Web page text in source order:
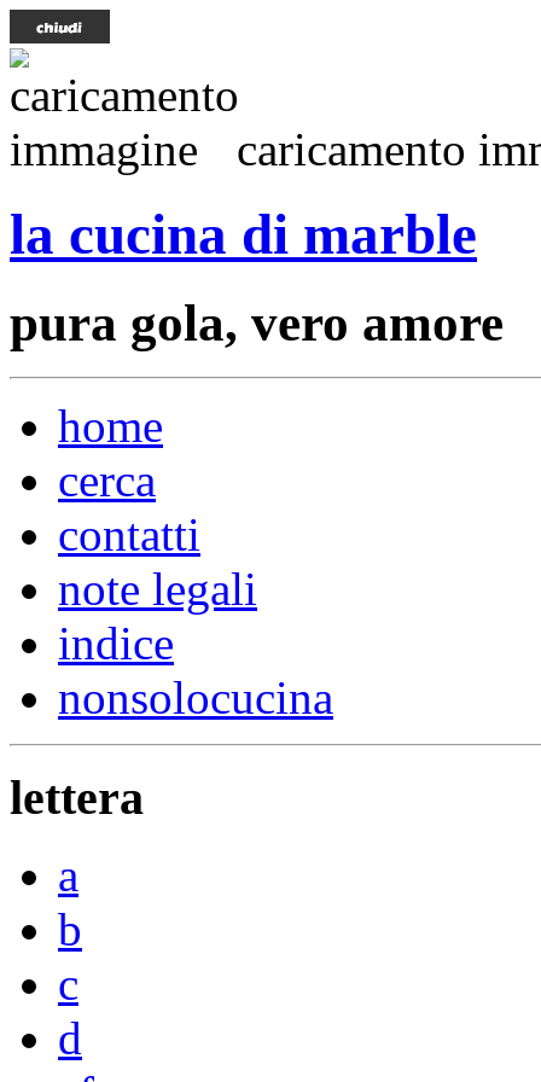
caricamento
la cucina di marble
pura gola, vero amore
home
cerca
contatti
note legali
indice
nonsolocucina
lettera
a
b
c
d